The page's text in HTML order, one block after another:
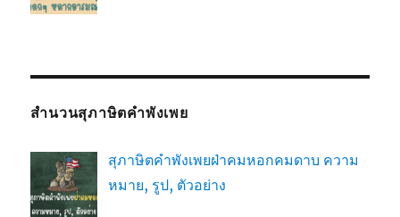
สำนวนสุภาษิตคำพังเพย
สุภาษิตคำพังเพยฝ่าคมหอกคมดาบ ความ
หมาย, รูป, ตัวอย่าง